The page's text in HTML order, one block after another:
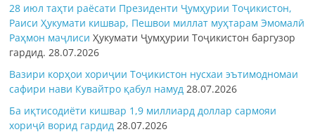
28 июл таҳти раёсати Президенти Ҷумҳурии Тоҷикистон,
Раиси Ҳукумати кишвар, Пешвои миллат муҳтарам Эмомалӣ
Раҳмон маҷлисиҲукумати Ҷумҳурии Тоҷикистон баргузор
гардид. 28.07.2026
Вазири корҳои хориҷии Тоҷикистон нусхаи эътимодномаи
сафири нави Кувайтро қабул намуд 28.07.2026
Ба иқтисодиёти кишвар 1,9 миллиард доллар сармояи
хориҷӣ ворид гардид 28.07.2026